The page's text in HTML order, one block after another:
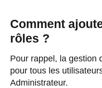
Comment
rôles ?
Pour rappel, la gestion
pour tous les
Administrateur.